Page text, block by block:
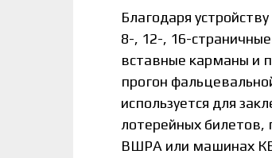
Благодаря
8-, 12-, 16-
вставные карманы и
прогон
используется для
лотерейных билетов,
ВШРА или машинах